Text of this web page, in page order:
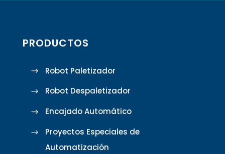
PRODUCTOS
Robot Paletizador
Robot Despaletizador
Encajado Automático
Proyectos Especiales de
Automatización